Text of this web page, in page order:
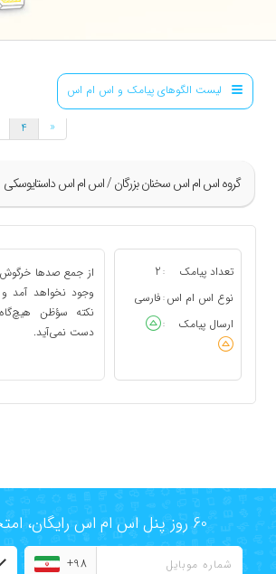
لیست الگوهای پیامک و اس ام اس
گروه اس ام اس سخنان بزرگان / اس ام اس داستایوسکی
4 «
تعداد پیامک :
2
نوع اس ام اس : فارسی
ارسال پیامک
:
از جمع صدها
وجود نخواهد آمد
نکته سؤظن
دست نمی‌آید.
60 روز پنل اس ام اس رایگان، امتحان کنید!
+98